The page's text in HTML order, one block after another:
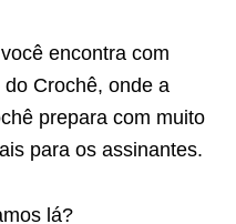
encontra com
Crochê, onde a
prepara com muito
para os assinantes.
lá?